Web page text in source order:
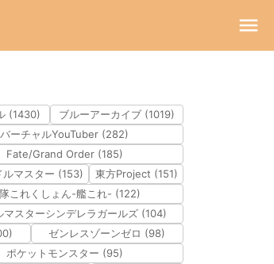
(1430)
ブルーアーカイブ (1019)
バーチャルYouTuber (282)
Fate/Grand Order (185)
ルマスター (153)
東方Project (151)
これくしょん-艦これ- (122)
マスターシンデレラガールズ (104)
ゼンレスゾーンゼロ (98)
ポケットモンスター (95)